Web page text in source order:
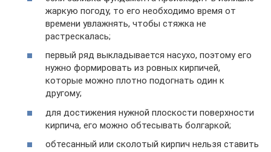
жаркую погоду, то его необходимо время от
времени увлажнять, чтобы стяжка не
растрескалась;
первый ряд выкладывается насухо, поэтому его
нужно формировать из ровных кирпичей,
которые можно плотно подогнать один к
другому;
для достижения нужной плоскости поверхности
кирпича, его можно обтесывать болгаркой;
обтесанный или сколотый кирпич нельзя ставить